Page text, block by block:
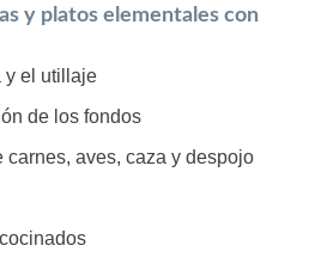
y platos elementales con
y el utillaje
de los fondos
aves, caza y despojo